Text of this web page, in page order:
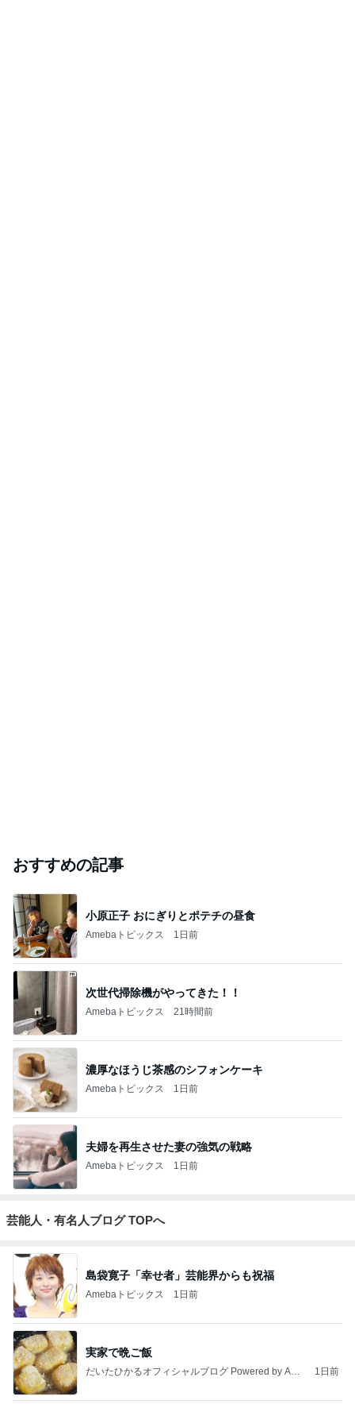
おすすめの記事
小原正子 おにぎりとポテチの昼食
Amebaトピックス 1日前
次世代掃除機がやってきた！！
Amebaトピックス 21時間前
濃厚なほうじ茶感のシフォンケーキ
Amebaトピックス 1日前
夫婦を再生させた妻の強気の戦略
Amebaトピックス 1日前
芸能人・有名人ブログ TOPへ
島袋寛子「幸せ者」芸能界からも祝福
Amebaトピックス 1日前
実家で晩ご飯
だいたひかるオフィシャルブログ Powered by Ame
1日前